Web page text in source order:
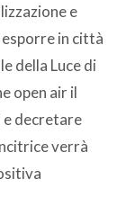
e
in città
della Luce di
open air il
e decretare
verrà